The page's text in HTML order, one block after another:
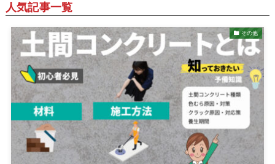
人気記事一覧
その他